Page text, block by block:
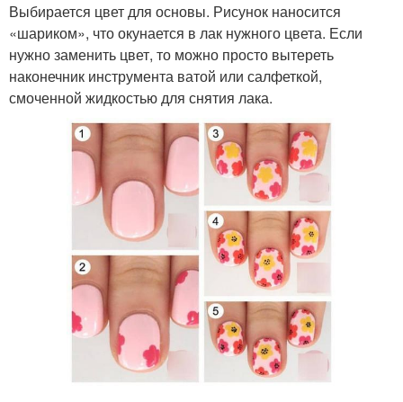
Выбирается цвет для основы. Рисунок наносится
«шариком», что окунается в лак нужного цвета. Если
нужно заменить цвет, то можно просто вытереть
наконечник инструмента ватой или салфеткой,
смоченной жидкостью для снятия лака.